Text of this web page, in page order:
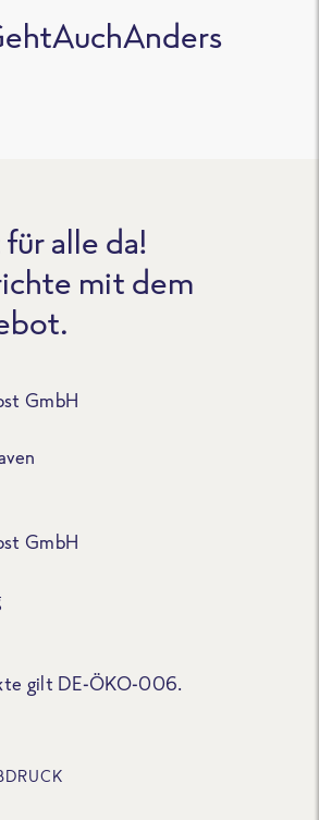
alle da!
mit dem
GmbH
GmbH
gilt DE-ÖKO-006.